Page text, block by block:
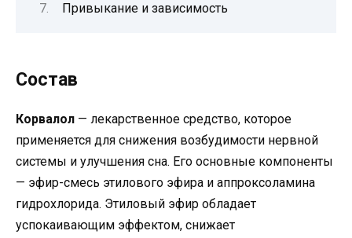
Привыкание и зависимость
Состав
Корвалол — лекарственное средство, которое
применяется для снижения возбудимости нервной
системы и улучшения сна. Его основные компоненты
— эфир-смесь этилового эфира и аппроксоламина
гидрохлорида. Этиловый эфир обладает
успокаивающим эффектом, снижает